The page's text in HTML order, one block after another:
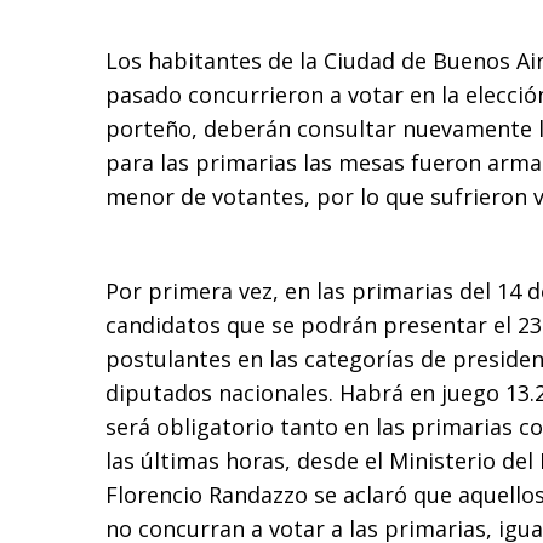
Los habitantes de la Ciudad de Buenos
pasado concurrieron a votar en la
porteño, deberán consultar nuevamente
para las primarias las mesas fueron
menor de votantes, por lo que sufrieron
Por primera vez, en las primarias del 14
candidatos que se podrán presentar el
postulantes en las categorías de
diputados nacionales. Habrá en juego
será obligatorio tanto en las primarias
las últimas horas, desde el Ministerio
Florencio Randazzo se aclaró que
no concurran a votar a las primarias,